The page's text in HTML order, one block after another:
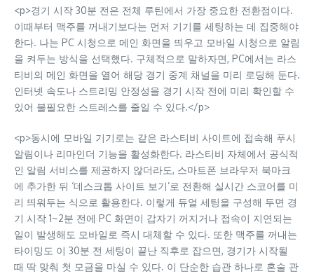
<p>경기 시작 30분 전은 전체 루틴에서 가장 중요한 전환점이다.
이때부터 맥주를 꺼내기보다는 먼저 기기를 세팅하는 데 집중해야
한다. 나는 PC 시청으로 메인 화면을 띄우고 모바일 시청으로 알림
을 켜두는 방식을 선택했다. 구체적으로 말하자면, PC에서는 라스
티비의 메인 화면을 열어 해당 경기 중계 채널을 미리 로딩해 둔다.
인터넷 속도나 스트리밍 안정성을 경기 시작 전에 미리 확인할 수
있어 불필요한 스트레스를 줄일 수 있다.</p>
<p>동시에 모바일 기기로는 같은 라스티비 사이트에 접속해 푸시
알림이나 리마인더 기능을 활성화한다. 라스티비 자체에서 공식적
인 알림 서비스를 제공하지 않더라도, 스마트폰 브라우저 북마크
에 추가한 뒤 ‘데스크톱 사이트 보기’로 전환해 실시간 스코어를 미
리 띄워두는 식으로 활용한다. 이렇게 듀얼 세팅을 구성해 두면 경
기 시작 1~2분 전에 PC 화면이 갑자기 꺼지거나 접속이 지연되는
일이 발생해도 모바일로 즉시 대체할 수 있다. 또한 맥주를 꺼내는
타이밍도 이 30분 전 세팅이 끝난 직후로 잡으면, 경기가 시작될
때 딱 맞춰 첫 모금을 마실 수 있다. 이 단순한 습관 하나로 혼술 관